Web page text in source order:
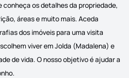
conheça os detalhes da propriedade,
áreas e muito mais. Aceda
dos imóveis para uma visita
viver em Jolda (Madalena) e
de vida. O nosso objetivo é ajudar a